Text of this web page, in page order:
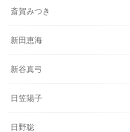
斎賀みつき
新田恵海
新谷真弓
日笠陽子
日野聡